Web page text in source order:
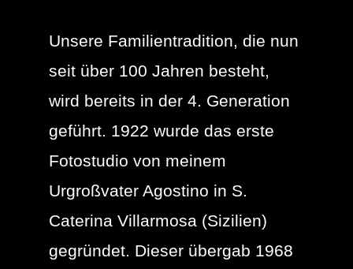
Unsere Familientradition, die nun
seit über 100 Jahren besteht,
wird bereits in der 4. Generation
geführt. 1922 wurde das erste
Fotostudio von meinem
Urgroßvater Agostino in S.
Caterina Villarmosa (Sizilien)
gegründet. Dieser übergab 1968